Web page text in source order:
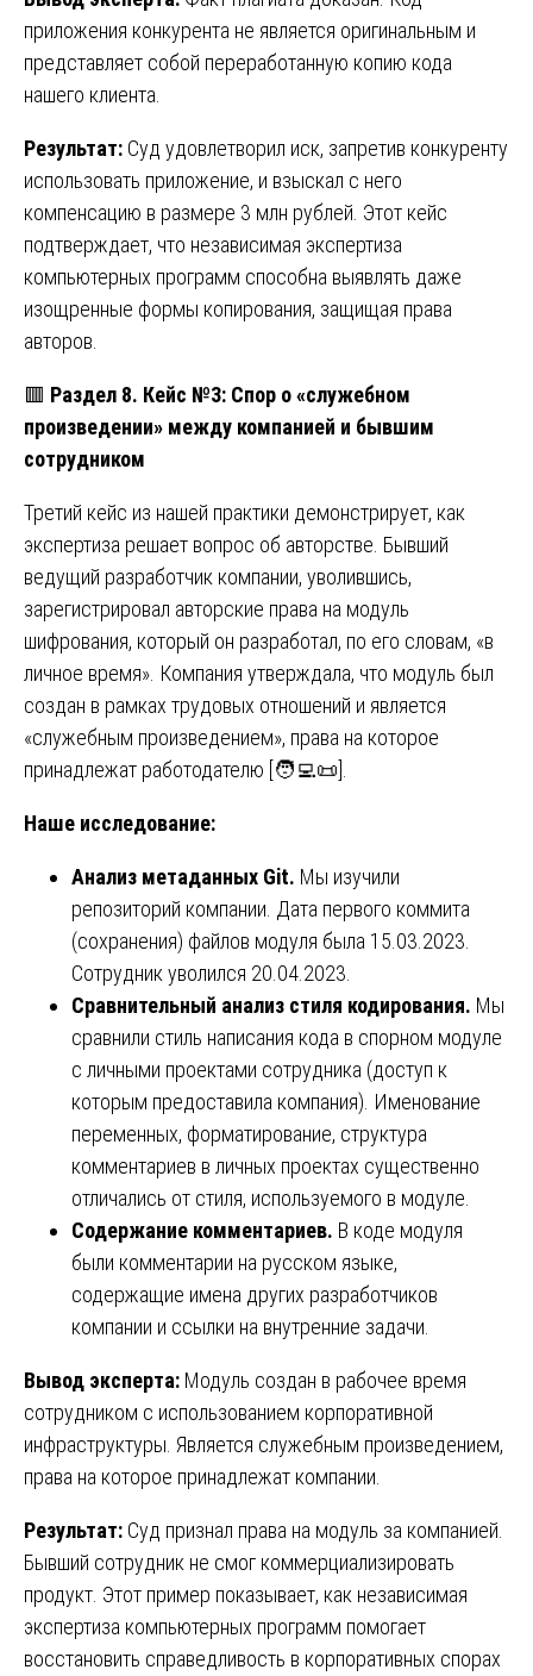
приложения конкурента не является оригинальным и
представляет собой переработанную копию кода
нашего клиента.
Результат: Суд удовлетворил иск, запретив конкуренту
использовать приложение, и взыскал с него
компенсацию в размере 3 млн рублей. Этот кейс
подтверждает, что независимая экспертиза
компьютерных программ способна выявлять даже
изощренные формы копирования, защищая права
авторов.
🟥 Раздел 8. Кейс №3: Спор о «служебном
произведении» между компанией и бывшим
сотрудником
Третий кейс из нашей практики демонстрирует, как
экспертиза решает вопрос об авторстве. Бывший
ведущий разработчик компании, уволившись,
зарегистрировал авторские права на модуль
шифрования, который он разработал, по его словам, «в
личное время». Компания утверждала, что модуль был
создан в рамках трудовых отношений и является
«служебным произведением», права на которое
принадлежат работодателю [🧑‍💻📜].
Наше исследование:
Анализ метаданных Git. Мы изучили
репозиторий компании. Дата первого коммита
(сохранения) файлов модуля была 15.03.2023.
Сотрудник уволился 20.04.2023.
Сравнительный анализ стиля кодирования. Мы
сравнили стиль написания кода в спорном модуле
с личными проектами сотрудника (доступ к
которым предоставила компания). Именование
переменных, форматирование, структура
комментариев в личных проектах существенно
отличались от стиля, используемого в модуле.
Содержание комментариев. В коде модуля
были комментарии на русском языке,
содержащие имена других разработчиков
компании и ссылки на внутренние задачи.
Вывод эксперта: Модуль создан в рабочее время
сотрудником с использованием корпоративной
инфраструктуры. Является служебным произведением,
права на которое принадлежат компании.
Результат: Суд признал права на модуль за компанией.
Бывший сотрудник не смог коммерциализировать
продукт. Этот пример показывает, как независимая
экспертиза компьютерных программ помогает
восстановить справедливость в корпоративных спорах